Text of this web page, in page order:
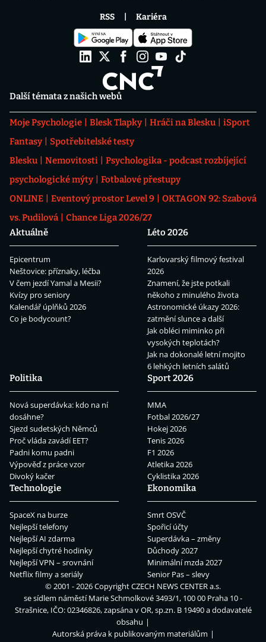
Další témata z našich webů
Moje Psychologie Blesk Tlapky Hráči na Blesku
iSport
Fantasy
Spotřebitelské testy
Blesku
Nemovitosti
Psychologika - podcast rozbíjející
psychologické mýty
Fotbalové přestupy
ONLINE
Eventový prostor Level 9
OKTAGON 92: Szabová
vs. Pudilová
Chance Liga 2026/27
Aktuálně
Epicentrum
Neštovice: příznaky, léčba
V čem jezdí Yamal a Mesii?
Kvízy pro seniory
Kalendář úplňků 2026
Co je bodycount?
Léto 2026
Karlovarský filmový festival
2026
Znamení, že jste potkali
někoho z minulého života
Astronomické úkazy 2026:
zatmění slunce a další
Jak obléci miminko při
vysokých teplotách?
Jak na dokonalé letní mojito
6 lehkých letních salátů
Politika
Nová superdávka: kdo na ní
dosáhne?
Sjezd sudetských Němců
Proč vláda zavádí EET?
Padni komu padni
Výpověď z práce vzor
Divoký kačer
Sport 2026
MMA
Fotbal 2026/27
Hokej 2026
Tenis 2026
F1 2026
Atletika 2026
Cyklistika 2026
Technologie
SpaceX na burze
Nejlepší telefony
Nejlepší AI zdarma
Nejlepší chytré hodinky
Nejlepší VPN – srovnání
Netflix filmy a seriály
Ekonomika
Smrt OSVČ
Spořicí účty
Superdávka – změny
Důchody 2027
Minimální mzda 2027
Senior Pas – slevy
RSS Kariéra
© 2001 - 2026 CopyrightCZECH NEWS CENTER a.s.
se sídlem náměstí Marie Schmolkové 3493/1, 100 00 Praha 10 -
Strašnice, IČO: 02346826, zapsána v OR, sp.zn. B 19490 a dodavatelé
obsahu
Autorská práva k publikovaným materiálům